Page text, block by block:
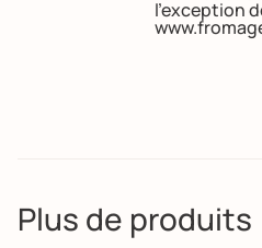
l’exception
Plus de produits